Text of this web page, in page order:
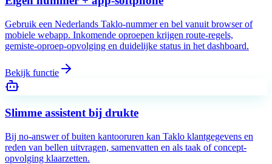
Gebruik een Nederlands Taklo-nummer en bel vanuit browser of
mobiele webapp. Inkomende oproepen krijgen route-regels,
gemiste-oproep-opvolging en duidelijke status in het dashboard.
Bekijk functie
Slimme assistent bij drukte
Bij no-answer of buiten kantooruren kan Taklo klantgegevens en
reden van bellen uitvragen, samenvatten en als taak of concept-
opvolging klaarzetten.